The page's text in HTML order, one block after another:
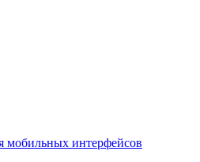
мобильных интерфейсов